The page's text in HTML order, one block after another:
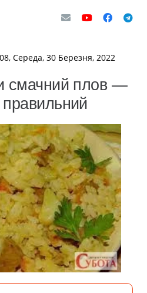
Середа, 30 Березня, 2022
смачний плов —